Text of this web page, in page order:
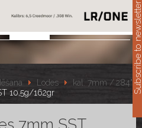
Lodes
kal. 7mm /.284"
10,5g/162gr
7mm SST
Subscribe